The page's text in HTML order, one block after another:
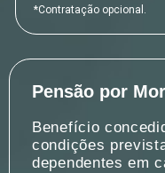
*Contratação opcional.
Pensão por
Benefício
condições
dependentes em